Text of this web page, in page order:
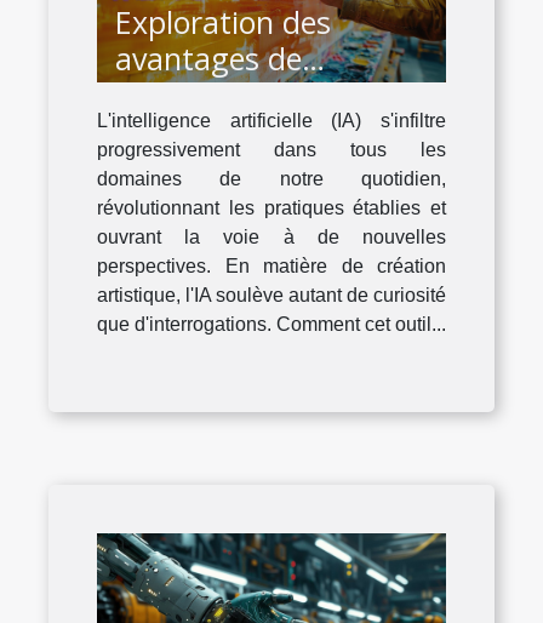
Exploration des
avantages de
l'intelligence artificielle
dans la création
artistique
L'intelligence artificielle (IA) s'infiltre
progressivement dans tous les
domaines de notre quotidien,
révolutionnant les pratiques établies et
ouvrant la voie à de nouvelles
perspectives. En matière de création
artistique, l'IA soulève autant de curiosité
que d'interrogations. Comment cet outil...